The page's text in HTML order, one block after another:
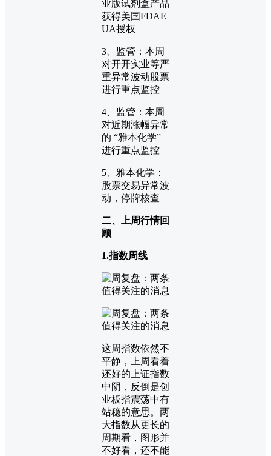
业版试剂盒产品
获得美国FDAE
UA授权
3、监管：本周
对开开实业等严
重异常波动股票
进行重点监控
4、监管：本周
对近期涨幅异常
的 “雅本化学”
进行重点监控
5、雅本化学：
股票交易异常波
动，停牌核查
二、上周行情回
顾
1.指数周线
这周指数依然不
平静，上周看着
还好的上证指数
中阴，反倒是创
业板指震荡中有
站稳的意思。两
大指数从更长的
周期看，图形并
不好看，还不能